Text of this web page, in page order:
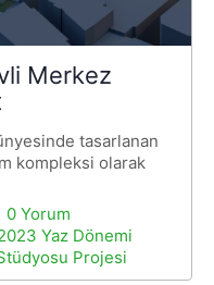
Merkez
tasarlanan
kompleksi olarak
0 Yorum
Yaz Dönemi
Projesi